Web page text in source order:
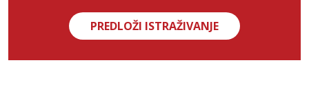
PREDLOŽI ISTRAŽIVANJE